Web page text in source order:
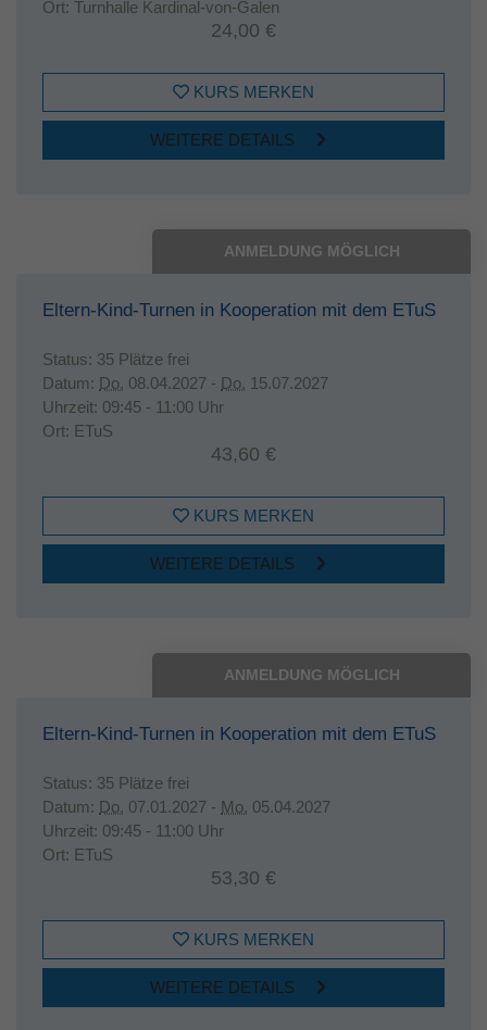
Ort: Turnhalle Kardinal-von-Galen
24,00 €
KURS MERKEN
WEITERE DETAILS
ANMELDUNG MÖGLICH
Eltern-Kind-Turnen in Kooperation mit dem ETuS
Status: 35 Plätze frei
Datum: Do. 08.04.2027 - Do. 15.07.2027
Uhrzeit: 09:45 - 11:00 Uhr
Ort: ETuS
43,60 €
KURS MERKEN
WEITERE DETAILS
ANMELDUNG MÖGLICH
Eltern-Kind-Turnen in Kooperation mit dem ETuS
Status: 35 Plätze frei
Datum: Do. 07.01.2027 - Mo. 05.04.2027
Uhrzeit: 09:45 - 11:00 Uhr
Ort: ETuS
53,30 €
KURS MERKEN
WEITERE DETAILS